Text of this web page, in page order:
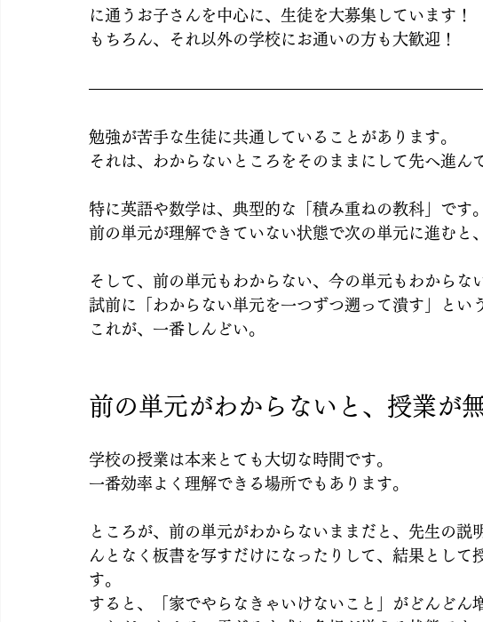
に通うお子さんを中心に、生徒を大募集しています！
もちろん、それ以外の学校にお通いの方も大歓迎！
勉強が苦手な生徒に共通していることがあります。
それは、わからないところをそのままにして先へ進ん
特に英語や数学は、典型的な「積み重ねの教科」です。
前の単元が理解できていない状態で次の単元に進むと
そして、前の単元もわからない、今の単元もわからな
試前に「わからない単元を一つずつ遡って潰す」とい
これが、一番しんどい。
前の単元がわからないと、授業が
学校の授業は本来とても大切な時間です。
一番効率よく理解できる場所でもあります。
ところが、前の単元がわからないままだと、先生の説
んとなく板書を写すだけになったりして、結果として
す。
すると、「家でやらなきゃいけないこと」がどんどん